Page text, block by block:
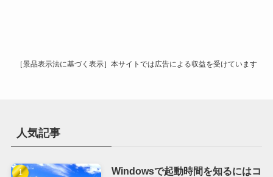
［景品表示法に基づく表示］本サイトでは広告による収益を受けています
人気記事
Windowsで起動時間を知るにはコ